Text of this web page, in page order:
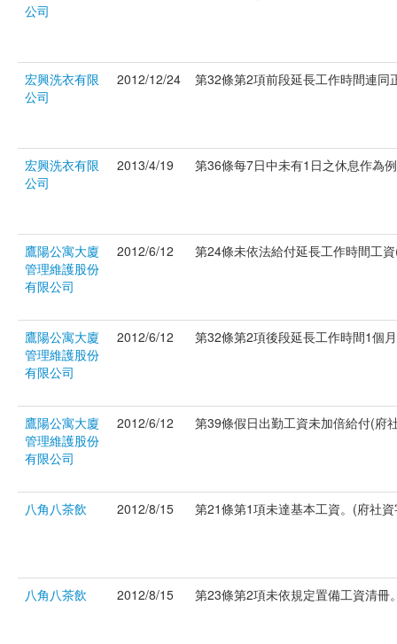
公司
宏興洗衣有限
公司
2012/12/24 第32條第2項前段延長工作時間連
宏興洗衣有限
公司
2013/4/19 第36條每7日中未有1日之休息作為
鷹陽公寓大廈
管理維護股份
有限公司
2012/6/12 第24條未依法給付延長工作時間工
鷹陽公寓大廈
管理維護股份
有限公司
2012/6/12 第32條第2項後段延長工作時間1個
鷹陽公寓大廈
管理維護股份
有限公司
2012/6/12 第39條假日出勤工資未加倍給付(府
八角八茶飲 2012/8/15 第21條第1項未達基本工資。(府社
八角八茶飲 2012/8/15 第23條第2項未依規定置備工資清